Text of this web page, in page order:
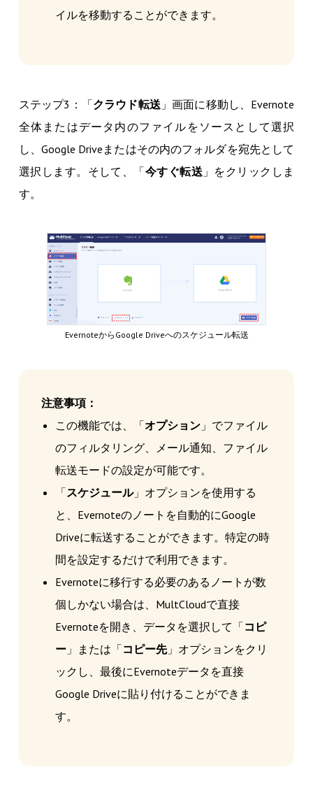
イルを移動することができます。
ステップ3：「クラウド転送 」画面に移動し、Evernote
全体またはデータ内のファイルをソースとして選択
し、Google Driveまたはその内のフォルダを宛先として
選択します。そして、「今すぐ転送 」をクリックしま
す。
EvernoteからGoogle Driveへのスケジュール転送
注意事項：
この機能では、「オプション」でファイル
のフィルタリング、メール通知、ファイル
転送モードの設定が可能です。
「スケジュール」オプションを使用する
と、Evernoteのノートを自動的にGoogle
Driveに転送することができます。特定の時
間を設定するだけで利用できます。
Evernoteに移行する必要のあるノートが数
個しかない場合は、MultCloudで直接
Evernoteを開き、データを選択して「コピ
ー」または「コピー先」オプションをクリ
ックし、最後にEvernoteデータを直接
Google Driveに貼り付けることができま
す。